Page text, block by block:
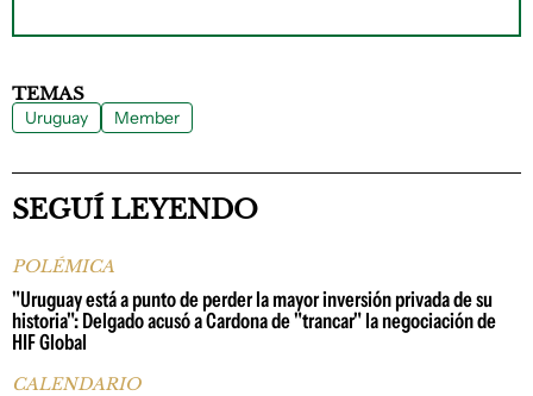
TEMAS
Uruguay Member
SEGUÍ LEYENDO
POLÉMICA
"Uruguay está a punto de perder la mayor inversión privada de su
historia": Delgado acusó a Cardona de "trancar" la negociación de
HIF Global
CALENDARIO